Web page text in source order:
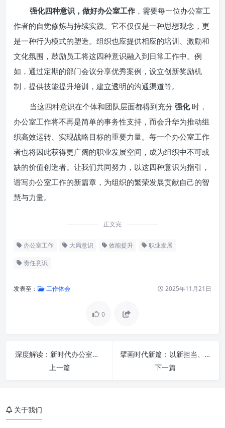
强化四种意识，做好办公室工作 ，需要每一位办公室工
作者的自觉修炼与持续实践。它不仅仅是一种思想观念，更
是一种行为模式的塑造。组织也应提供相应的培训、激励和
文化氛围，鼓励员工将这四种意识融入到日常工作中。例
如，通过定期的部门会议分享优秀案例，设立创新奖励机
制，提供技能提升培训，建立透明的沟通渠道等。
当这四种意识在个体和团队层面都得到充分 强化时，
办公室工作将不再是简单的事务性支持，而会升华为推动组
织高效运转、实现战略目标的重要力量。每一个办公室工作
者也将因此获得更广阔的职业发展空间，成为组织中不可或
缺的价值创造者。让我们共同努力，以这四种意识为指引，
谱写办公室工作的新篇章，为组织的繁荣发展贡献自己的智
慧与力量。
正文完
办公室工作 大局意识 效能提升 职业发展
责任意识
发表至： 工作体会 2025年11月21日
0
深度解读：新时代办公室如何“苦修内外功”，成就“三服务”卓越效能
上一篇
擘画时代新篇：以新担当、新作为、新气象，持续锻造“三服务”工作硬核能力
下一篇
关于我们